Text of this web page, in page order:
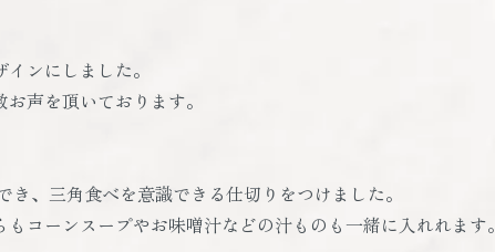
ンにしました。
声を頂いております。
、三角食べを意識できる仕切りをつけました。
コーンスープやお味噌汁などの汁ものも一緒に入れれます。